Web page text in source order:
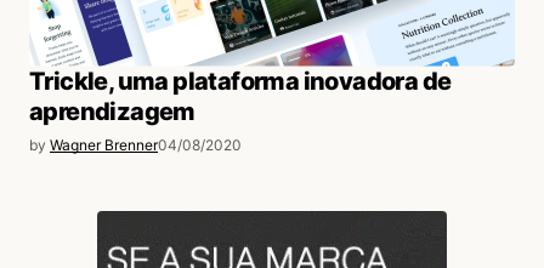
Trickle, uma plataforma inovadora de
aprendizagem
by Wagner Brenner04/08/2020